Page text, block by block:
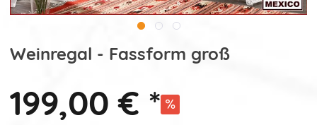
Weinregal - Fassform groß
199,00 € *